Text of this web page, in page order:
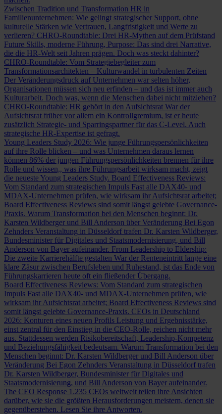
Zwischen Tradition und Transformation HR in
Familienunternehmen: Wie gelingt strategischer Support, ohne
kulturelle Stärken wie Vertrauen, Langfristigkeit und Werte zu
verlieren? CHRO-Roundtable: Drei HR-Mythen auf dem Prüfstand
Future Skills, moderne Führung, Purpose: Das sind drei Narrative,
die die HR-Welt seit Jahren prägen. Doch was steckt dahinter?
CHRO-Roundtable: Vom Strategiebegleiter zum
Transformationsarchitekten – Kulturwandel in turbulenten Zeiten
Der Veränderungsdruck auf Unternehmen war selten höher,
Organisationen müssen sich neu erfinden – und das ist immer auch
Kulturarbeit. Doch was, wenn die Menschen dabei nicht mitziehen?
CHRO-Roundtable: HR gehört in den Aufsichtsrat War der
Aufsichtsrat früher vor allem ein Kontrollgremium, ist er heute
zusätzlich Strategie- und Sparringspartner für das C-Level. Auch
strategische HR-Expertise ist gefragt.
Young Leaders Study 2026: Wie junge Führungspersönlichkeiten
auf ihre Rolle blicken – und was Unternehmen daraus lernen
können 86% der jungen Führungspersönlichkeiten brennen für ihre
Rolle und wissen,, was ihre Führungsarbeit wirksam macht, zeigt
die neueste Young Leaders Study. Board Effectiveness Reviews:
Vom Standard zum strategischen Impuls Fast alle DAX40- und
MDAX-Unternehmen prüfen, wie wirksam ihr Aufsichtsrat arbeitet;
Board Effectiveness Reviews sind somit längst gelebte Governance-
Praxis. Warum Transformation bei den Menschen beginnt: Dr.
Karsten Wildberger und Bill Anderson über Veränderung Bei Egon
Zehnders Veranstaltung in Düsseldorf trafen Dr. Karsten Wildberger,
Bundesminister für Digitales und Staatsmodernisierung, und Bill
Anderson von Bayer aufeinander. From Leadership to Eldership:
Die zweite Karrierehälfte gestalten War der Renteneintritt lange eine
klare Zäsur zwischen Berufsleben und Ruhestand, ist das Ende von
Führungskarrieren heute oft ein fließender Übergang.
Board Effectiveness Reviews: Vom Standard zum strategischen
Impuls Fast alle DAX40- und MDAX-Unternehmen prüfen, wie
wirksam ihr Aufsichtsrat arbeitet; Board Effectiveness Reviews sind
somit längst gelebte Governance-Praxis. CEOs in Deutschland
2026: Konturen eines neuen Profils Leistung und Ergebnisstärke,
einst zentral für den Einstieg in die CEO-Rolle, reichen nicht mehr
aus. Stattdessen werden Risikobereitschaft, Leadership-Kompetenz
und Beziehungsfähigkeit bedeutsam. Warum Transformation bei den
Menschen beginnt: Dr. Karsten Wildberger und Bill Anderson über
Veränderung Bei Egon Zehnders Veranstaltung in Düsseldorf trafen
Dr. Karsten Wildberger, Bundesminister für Digitales und
Staatsmodernisierung, und Bill Anderson von Bayer aufeinander.
The CEO Response 1.235 CEOs weltweit teilen ihre Ansichten
darüber, wie sie die größten Herausforderungen meistern, denen sie
gegenüberstehen. Lesen Sie ihre Antworten.